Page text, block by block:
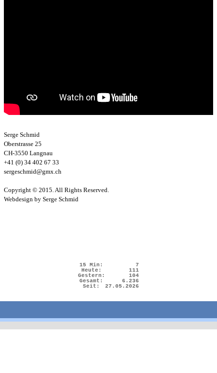
Serge Schmid
Oberstrasse 25
CH-3550 Langnau
+41 (0) 34 402 67 33
sergeschmid@gmx.ch
Copyright © 2015. All Rights Reserved.
Webdesign by Serge Schmid
15 Min:
7
Heute:
111
Gestern:
104
Gesamt:
6.236
Seit:
27.05.2026